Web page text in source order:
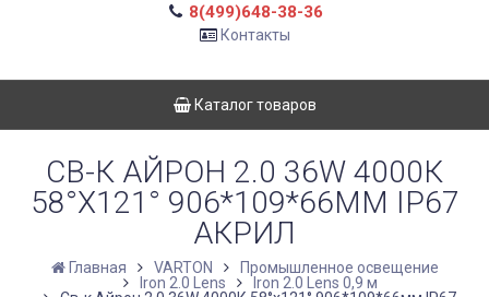
8(499)648-38-36
Контакты
Каталог товаров
СВ-К АЙРОН 2.0 36W 4000К
58°X121° 906*109*66ММ IP67
АКРИЛ
Главная VARTON
Промышленное освещение
Iron 2.0 Lens
Iron 2.0 Lens 0,9 м